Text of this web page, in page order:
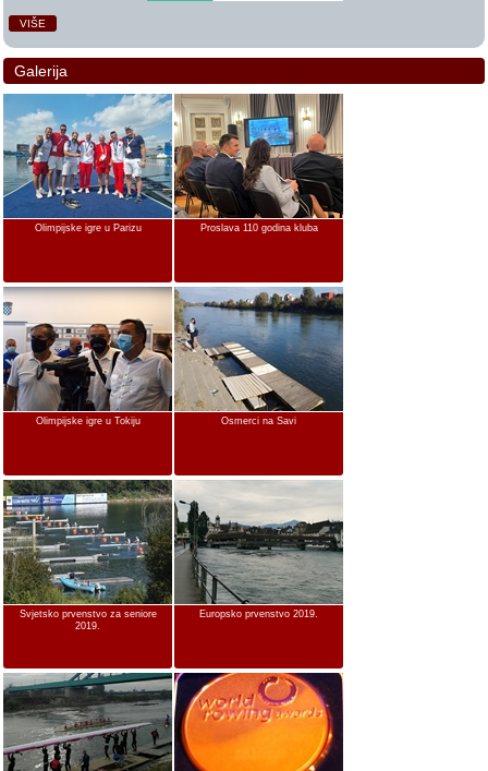
VIŠE
Galerija
Olimpijske igre u Parizu Proslava 110 godina kluba
Olimpijske igre u Tokiju Osmerci na Savi
Svjetsko prvenstvo za seniore
2019.
Europsko prvenstvo 2019.